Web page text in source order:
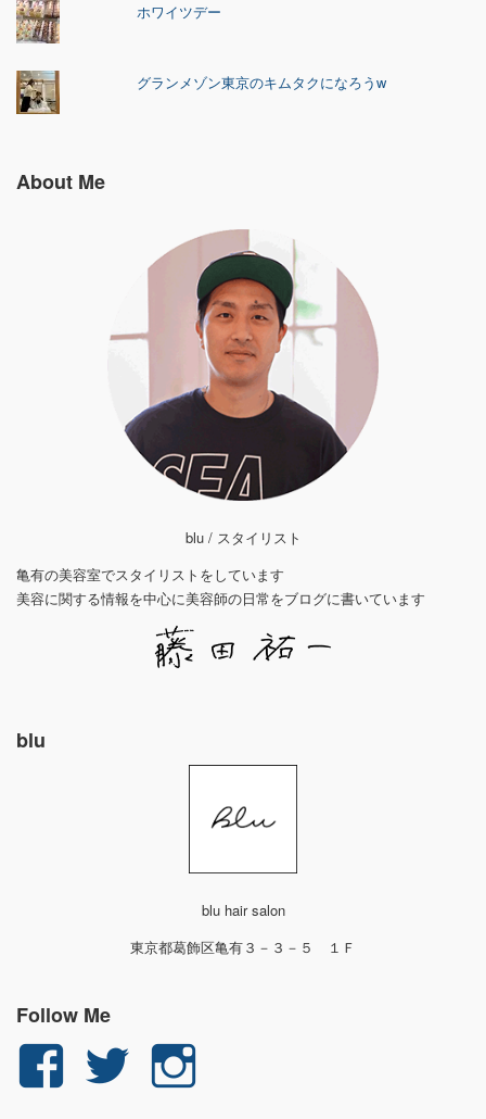
ホワイツデー
グランメゾン東京のキムタクになろうw
About Me
blu / スタイリスト
亀有の美容室でスタイリストをしています
美容に関する情報を中心に美容師の日常をブログに書いています
blu
blu hair salon
東京都葛飾区亀有３－３－５ １Ｆ
Follow Me
yuichi.fujita.351
yu_1_fjt